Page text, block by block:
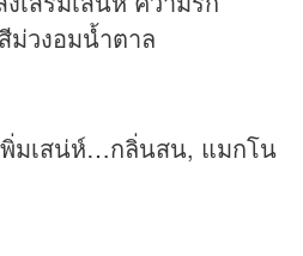
ม่วงอมน้ำตาล
มเสน่ห์…กลิ่นสน, แมกโน